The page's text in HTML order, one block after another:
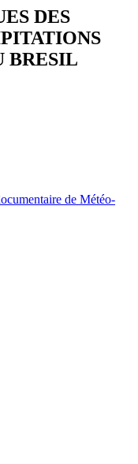
DES
BRESIL
de Météo-